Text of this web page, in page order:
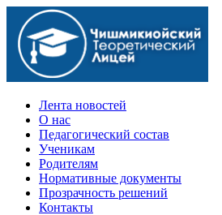
Официальный сайт учебного заведения
Лента новостей
О нас
Педагогический состав
Ученикам
Родителям
Нормативные документы
Прозрачность решений
Контакты